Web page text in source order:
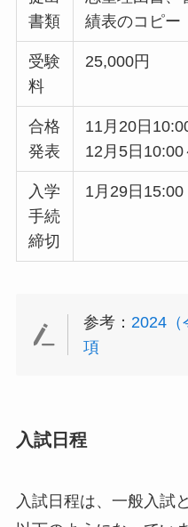
書類
績表のコピー
受験
料
25,000円
合格
発表
11月20日
12月5日10:00
入学
手続
締切
1月29日15:00
参考： 2024（
項
入試日程
入試日程は、一般入試